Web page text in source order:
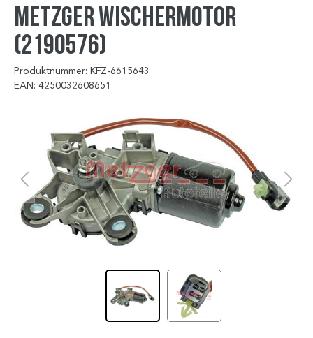
METZGER Wischermotor
(2190576)
Produktnummer: KFZ-6615643
EAN: 4250032608651